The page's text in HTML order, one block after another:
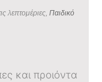
λεπτομέριες, Παιδικό
και προιόντα